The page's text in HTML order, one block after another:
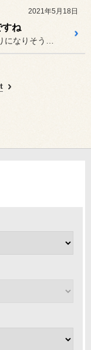
2021年5月18日
すね
今年は例年よりも早い梅雨入りになりそうですね。